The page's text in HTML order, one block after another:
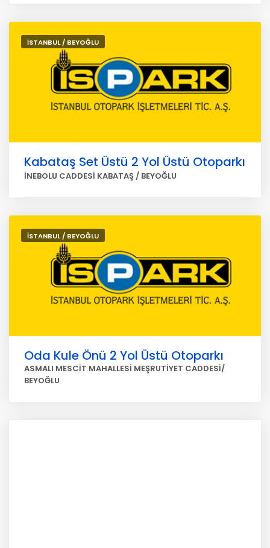
İSTANBUL / BEYOĞLU
Kabataş Set Üstü 2 Yol Üstü Otoparkı
İNEBOLU CADDESİ KABATAŞ / BEYOĞLU
İSTANBUL / BEYOĞLU
Oda Kule Önü 2 Yol Üstü Otoparkı
ASMALI MESCİT MAHALLESİ MEŞRUTİYET CADDESİ/
BEYOĞLU